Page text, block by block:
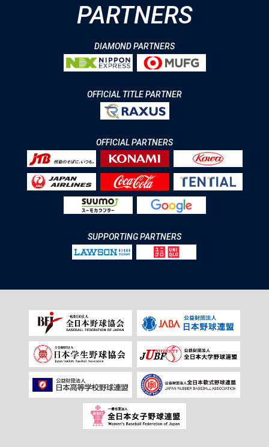
PARTNERS
DIAMOND PARTNERS
OFFICIAL TITLE PARTNER
OFFICIAL PARTNERS
SUPPORTING PARTNERS